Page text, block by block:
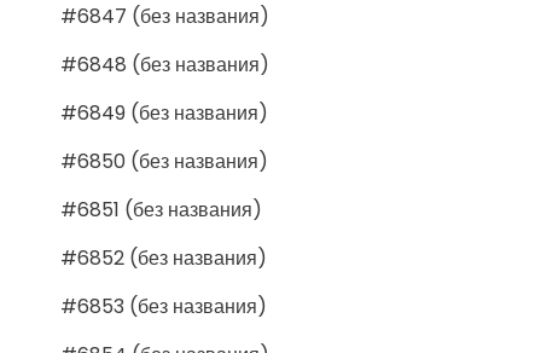
#6847 (без названия)
#6848 (без названия)
#6849 (без названия)
#6850 (без названия)
#6851 (без названия)
#6852 (без названия)
#6853 (без названия)